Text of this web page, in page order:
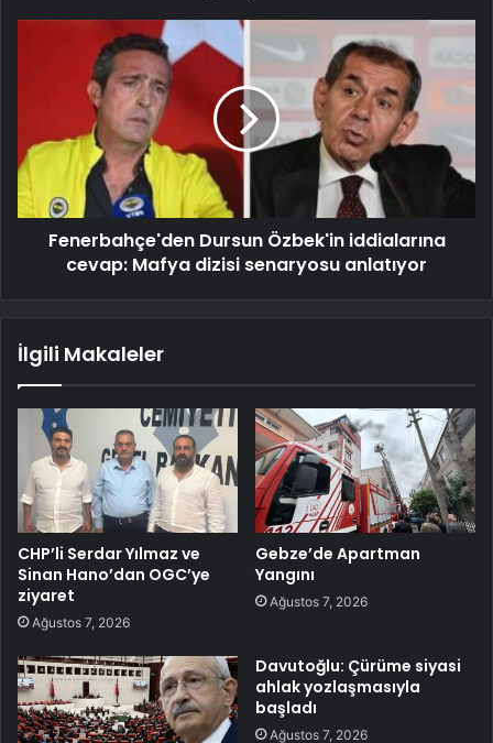
Fenerbahçe'den Dursun Özbek'in iddialarına
cevap: Mafya dizisi senaryosu anlatıyor
İlgili Makaleler
CHP’li Serdar Yılmaz ve
Sinan Hano’dan OGC’ye
ziyaret
Ağustos 7, 2026
Gebze’de Apartman
Yangını
Ağustos 7, 2026
Davutoğlu: Çürüme siyasi
ahlak yozlaşmasıyla
başladı
Ağustos 7, 2026